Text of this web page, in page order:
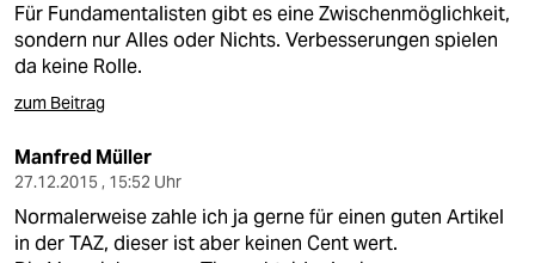
Für Fundamentalisten gibt es eine Zwischenmöglichkeit,
sondern nur Alles oder Nichts. Verbesserungen spielen
da keine Rolle.
zum Beitrag
Manfred Müller
27.12.2015 , 15:52 Uhr
Normalerweise zahle ich ja gerne für einen guten Artikel
in der TAZ, dieser ist aber keinen Cent wert.